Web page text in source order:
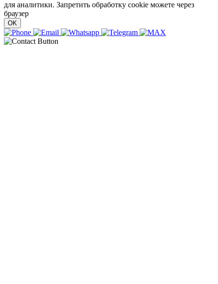
для аналитики. Запретить обработку cookie можете через
браузер
OK